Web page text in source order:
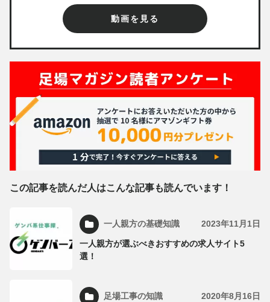
動画を見る
この記事を読んだ人はこんな記事も読んでいます！
一人親方の基礎知識 2023年11月1日
一人親方が選ぶべきおすすめの求人サイト5
選！
足場工事の知識 2020年8月16日